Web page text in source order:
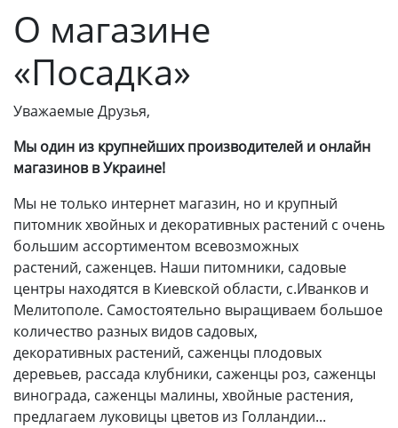
О магазине
«Посадка»
Уважаемые Друзья,
Мы один из крупнейших производителей и онлайн
магазинов в Украине!
Мы не только интернет магазин, но и крупный
питомник хвойных и декоративных растений с очень
большим ассортиментом всевозможных
растений, саженцев. Наши питомники, садовые
центры находятся в Киевской области, с.Иванков и
Мелитополе. Самостоятельно выращиваем большое
количество разных видов садовых,
декоративных растений, саженцы плодовых
деревьев, рассада клубники, саженцы роз, саженцы
винограда, саженцы малины, хвойные растения,
предлагаем луковицы цветов из Голландии...